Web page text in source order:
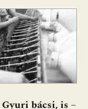
bácsi, is –